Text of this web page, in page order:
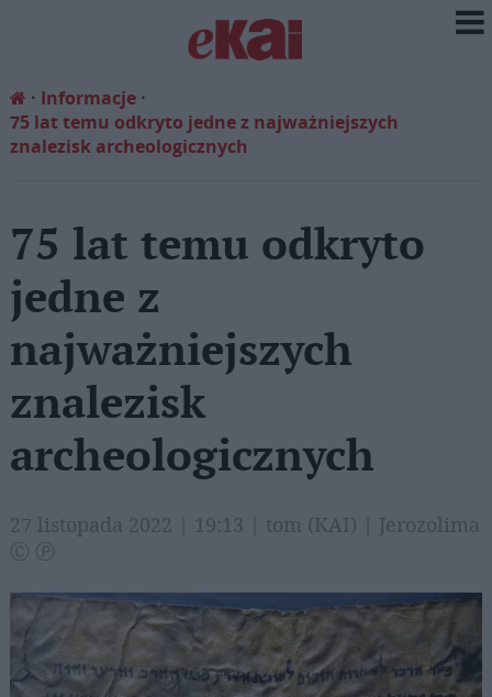
Informacje
75 lat temu odkryto jedne z najważniejszych
znalezisk archeologicznych
75 lat temu odkryto
jedne z
najważniejszych
znalezisk
archeologicznych
27 listopada 2022 | 19:13 | tom (KAI) | Jerozolima
Ⓒ Ⓟ